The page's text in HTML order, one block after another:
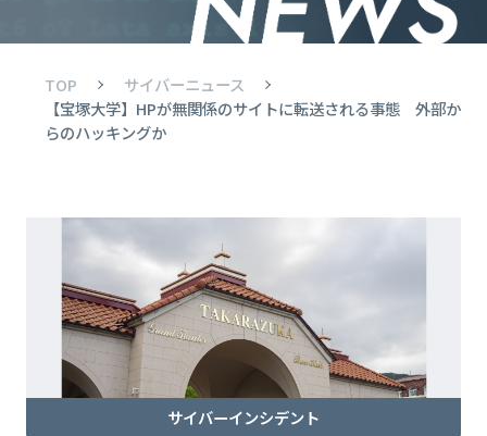
TOP
サイバーニュース
【宝塚大学】HPが無関係のサイトに転送される事態 外部か
らのハッキングか
サイバーインシデント